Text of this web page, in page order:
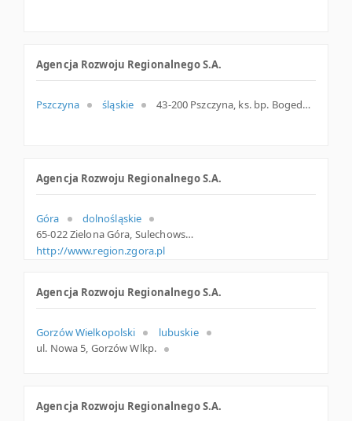
Agencja Rozwoju Regionalnego S.A.
Pszczyna śląskie 43-200 Pszczyna, ks. bp. Bogedaina 2, woj. Śląskie, pow. Pszczyński, gm. Pszczyna
Agencja Rozwoju Regionalnego S.A.
Góra
dolnośląskie
65-022 Zielona Góra, Sulechowska 1, woj. Lubuskie, pow. Zielona Góra, gm. Zielona Góra
http://www.region.zgora.pl
Agencja Rozwoju Regionalnego S.A.
Gorzów Wielkopolski
lubuskie
ul. Nowa 5, Gorzów Wlkp.
Agencja Rozwoju Regionalnego S.A.